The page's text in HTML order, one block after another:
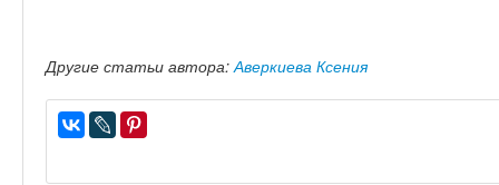
Другие статьи автора:Аверкиева Ксения